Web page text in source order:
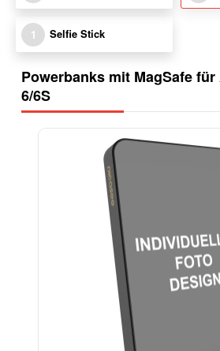
1 Selfie Stick
Powerbanks mit MagSafe
6/6S